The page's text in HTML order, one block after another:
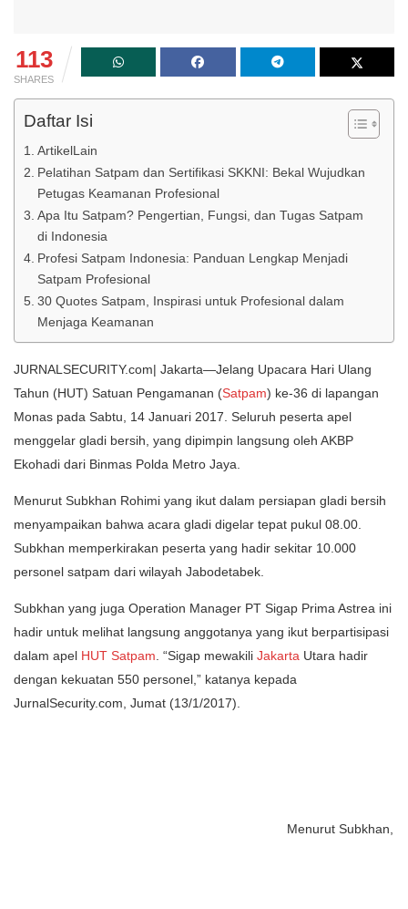
113
SHARES
Daftar Isi
ArtikelLain
Pelatihan Satpam dan Sertifikasi SKKNI: Bekal Wujudkan
Petugas Keamanan Profesional
Apa Itu Satpam? Pengertian, Fungsi, dan Tugas Satpam
di Indonesia
Profesi Satpam Indonesia: Panduan Lengkap Menjadi
Satpam Profesional
30 Quotes Satpam, Inspirasi untuk Profesional dalam
Menjaga Keamanan
JURNALSECURITY.com| Jakarta—Jelang Upacara Hari Ulang
Tahun (HUT) Satuan Pengamanan (Satpam) ke-36 di lapangan
Monas pada Sabtu, 14 Januari 2017. Seluruh peserta apel
menggelar gladi bersih, yang dipimpin langsung oleh AKBP
Ekohadi dari Binmas Polda Metro Jaya.
Menurut Subkhan Rohimi yang ikut dalam persiapan gladi bersih
menyampaikan bahwa acara gladi digelar tepat pukul 08.00.
Subkhan memperkirakan peserta yang hadir sekitar 10.000
personel satpam dari wilayah Jabodetabek.
Subkhan yang juga Operation Manager PT Sigap Prima Astrea ini
hadir untuk melihat langsung anggotanya yang ikut berpartisipasi
dalam apel HUT Satpam . “Sigap mewakili Jakarta Utara hadir
dengan kekuatan 550 personel,” katanya kepada
JurnalSecurity.com, Jumat (13/1/2017).
Menurut Subkhan,